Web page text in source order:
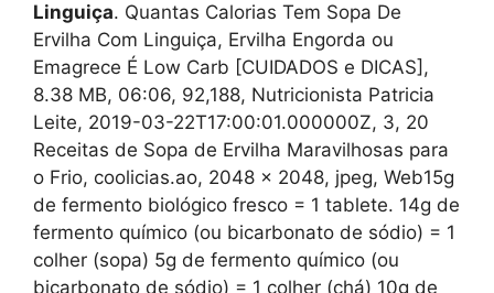
Linguiça. Quantas Calorias Tem Sopa De
Ervilha Com Linguiça, Ervilha Engorda ou
Emagrece É Low Carb [CUIDADOS e DICAS],
8.38 MB, 06:06, 92,188, Nutricionista Patricia
Leite, 2019-03-22T17:00:01.000000Z, 3, 20
Receitas de Sopa de Ervilha Maravilhosas para
o Frio, coolicias.ao, 2048 x 2048, jpeg, Web15g
de fermento biológico fresco = 1 tablete. 14g de
fermento químico (ou bicarbonato de sódio) = 1
colher (sopa) 5g de fermento químico (ou
bicarbonato de sódio) = 1 colher (chá) 10g de